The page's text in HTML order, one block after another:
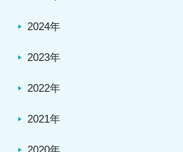
2024年
2023年
2022年
2021年